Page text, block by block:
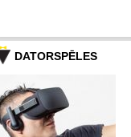
DATORSPĒLES